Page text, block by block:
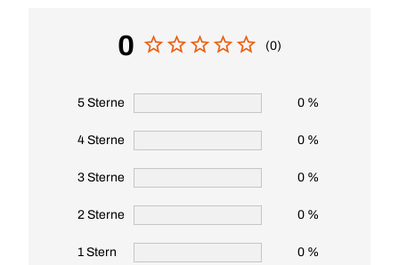
0 (0)
5 Sterne 0 %
4 Sterne 0 %
3 Sterne 0 %
2 Sterne 0 %
1 Stern 0 %